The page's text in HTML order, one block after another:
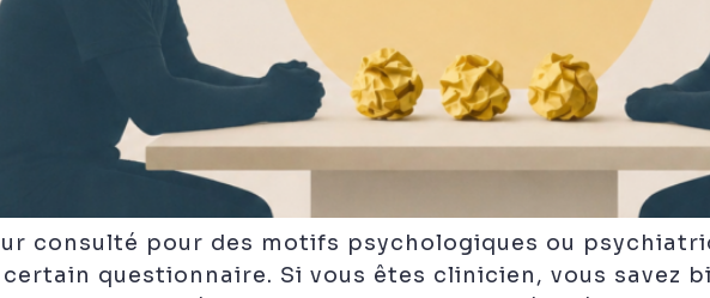
consulté pour des motifs psychologiques ou
questionnaire. Si vous êtes clinicien, vous savez